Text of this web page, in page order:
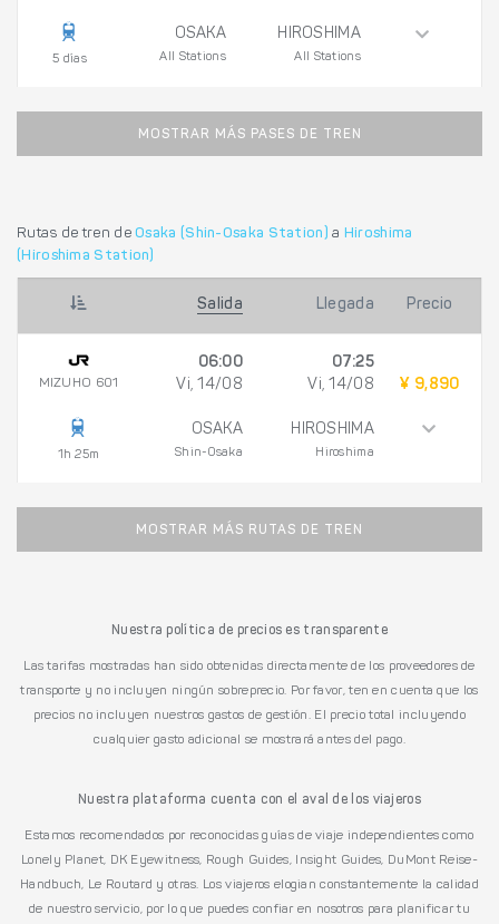
5 días
OSAKA
All Stations
HIROSHIMA
All Stations
MOSTRAR MÁS PASES DE TREN
Rutas de tren deOsaka (Shin-Osaka Station) a Hiroshima
(Hiroshima Station)
Salida Llegada Precio
MIZUHO 601
1h 25m
06:00
Vi, 14/08
OSAKA
Shin-Osaka
07:25
Vi, 14/08
HIROSHIMA
Hiroshima
¥ 9,890
MOSTRAR MÁS RUTAS DE TREN
Nuestra política de precios es transparente
Las tarifas mostradas han sido obtenidas directamente de los proveedores de
transporte y no incluyen ningún sobreprecio. Por favor, ten en cuenta que los
precios no incluyen nuestros gastos de gestión. El precio total incluyendo
cualquier gasto adicional se mostrará antes del pago.
Nuestra plataforma cuenta con el aval de los viajeros
Estamos recomendados por reconocidas guías de viaje independientes como
Lonely Planet, DK Eyewitness, Rough Guides, Insight Guides, DuMont Reise-
Handbuch, Le Routard y otras. Los viajeros elogian constantemente la calidad
de nuestro servicio, por lo que puedes confiar en nosotros para planificar tu